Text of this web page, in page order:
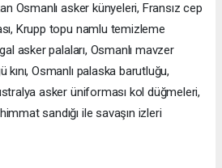
Osmanlı asker künyeleri, Fransız cep
Krupp topu namlu temizleme
asker palaları, Osmanlı mavzer
kını, Osmanlı palaska barutluğu,
asker üniforması kol düğmeleri,
sandığı ile savaşın izleri